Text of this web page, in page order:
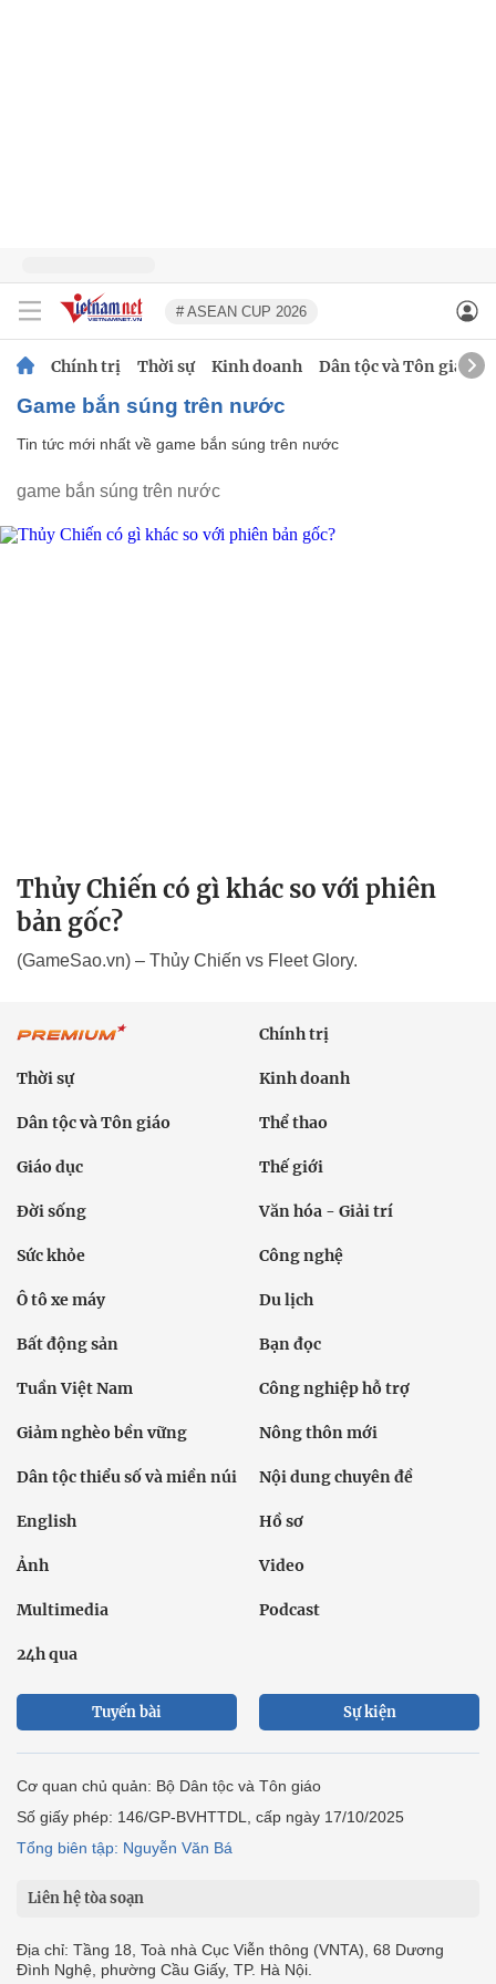
# ASEAN CUP 2026
Chính trị Thời sự Kinh doanh Dân tộc và Tôn giáo
game bắn súng trên nước
Tin tức mới nhất về game bắn súng trên nước
game bắn súng trên nước
Thủy Chiến có gì khác so với phiên
bản gốc?
(GameSao.vn) – Thủy Chiến vs Fleet Glory.
Chính trị
Thời sự Kinh doanh
Dân tộc và Tôn giáo Thể thao
Giáo dục Thế giới
Đời sống Văn hóa - Giải trí
Sức khỏe Công nghệ
Ô tô xe máy Du lịch
Bất động sản Bạn đọc
Tuần Việt Nam Công nghiệp hỗ trợ
Giảm nghèo bền vững Nông thôn mới
Dân tộc thiểu số và miền núi Nội dung chuyên đề
English Hồ sơ
Ảnh Video
Multimedia Podcast
24h qua
Tuyến bài Sự kiện
Cơ quan chủ quản: Bộ Dân tộc và Tôn giáo
Số giấy phép: 146/GP-BVHTTDL, cấp ngày 17/10/2025
Tổng biên tập: Nguyễn Văn Bá
Liên hệ tòa soạn
Địa chỉ: Tầng 18, Toà nhà Cục Viễn thông (VNTA), 68 Dương
Đình Nghệ, phường Cầu Giấy, TP. Hà Nội.